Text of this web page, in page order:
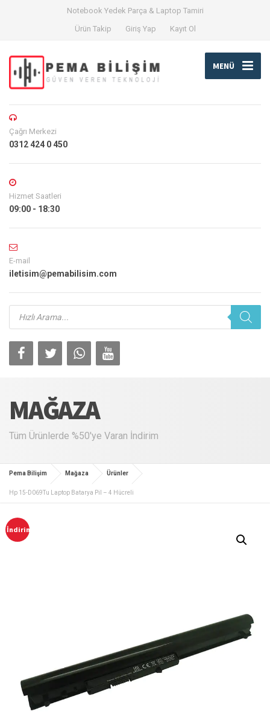
Notebook Yedek Parça & Laptop Tamiri
Ürün Takip
Giriş Yap Kayıt Ol
MENÜ
Çağrı Merkezi
0312 424 0 450
Hizmet Saatleri
09:00 - 18:30
E-mail
iletisim@pemabilisim.com
Products
search
MAĞAZA
Tüm Ürünlerde %50'ye Varan İndirim
Pema Bilişim Mağaza Ürünler
Hp 15-D069Tu Laptop Batarya Pil – 4 Hücreli
İndirim!